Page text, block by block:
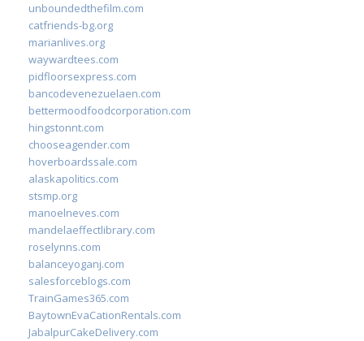
unboundedthefilm.com
catfriends-bg.org
marianlives.org
waywardtees.com
pidfloorsexpress.com
bancodevenezuelaen.com
bettermoodfoodcorporation.com
hingstonnt.com
chooseagender.com
hoverboardssale.com
alaskapolitics.com
stsmp.org
manoelneves.com
mandelaeffectlibrary.com
roselynns.com
balanceyoganj.com
salesforceblogs.com
TrainGames365.com
BaytownEvaCationRentals.com
JabalpurCakeDelivery.com